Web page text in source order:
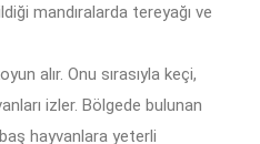
mandıralarda tereyağı ve
alır. Onu sırasıyla keçi,
izler. Bölgede bulunan
hayvanlara yeterli